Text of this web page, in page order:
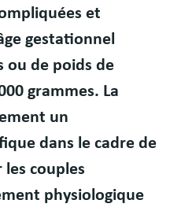
et
gestationnel
ou de poids de
grammes. La
un
dans le cadre de
couples
physiologique